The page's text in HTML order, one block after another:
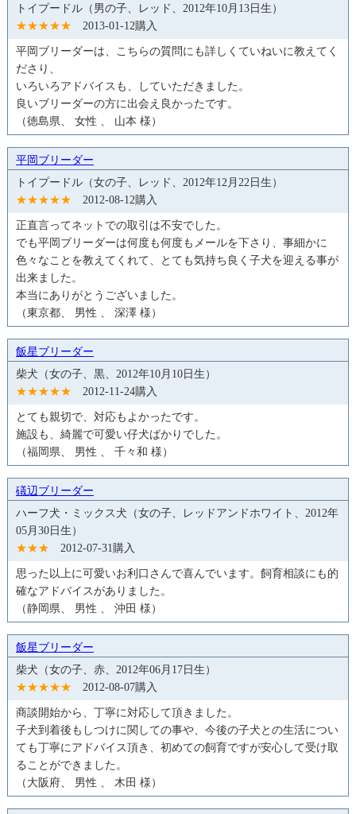
トイプードル（男の子、レッド、2012年10月13日生）
★★★★★ 2013-01-12購入
平岡ブリーダーは、こちらの質問にも詳しくていねいに教えてく
ださり、
いろいろアドバイスも、していただきました。
良いブリーダーの方に出会え良かったです。
（徳島県、 女性 、 山本 様）
平岡ブリーダー
トイプードル（女の子、レッド、2012年12月22日生）
★★★★★ 2012-08-12購入
正直言ってネットでの取引は不安でした。
でも平岡ブリーダーは何度も何度もメールを下さり、事細かに
色々なことを教えてくれて、とても気持ち良く子犬を迎える事が
出来ました。
本当にありがとうございました。
（東京都、 男性 、 深澤 様）
飯星ブリーダー
柴犬（女の子、黒、2012年10月10日生）
★★★★★ 2012-11-24購入
とても親切で、対応もよかったです。
施設も、綺麗で可愛い仔犬ばかりでした。
（福岡県、 男性 、 千々和 様）
礒辺ブリーダー
ハーフ犬・ミックス犬（女の子、レッドアンドホワイト、2012年
05月30日生）
★★★ 2012-07-31購入
思った以上に可愛いお利口さんで喜んでいます。飼育相談にも的
確なアドバイスがありました。
（静岡県、 男性 、 沖田 様）
飯星ブリーダー
柴犬（女の子、赤、2012年06月17日生）
★★★★★ 2012-08-07購入
商談開始から、丁寧に対応して頂きました。
子犬到着後もしつけに関しての事や、今後の子犬との生活につい
ても丁寧にアドバイス頂き、初めての飼育ですが安心して受け取
ることができました。
（大阪府、 男性 、 木田 様）